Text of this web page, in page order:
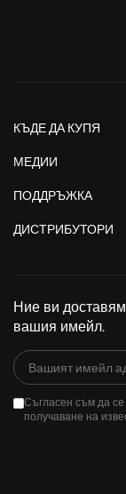
КЪДЕ ДА КУПЯ
МЕДИИ
ПОДДРЪЖКА
ДИСТРИБУТОРИ
Ние ви
вашия имейл.
Съгласен съм да
получаване на